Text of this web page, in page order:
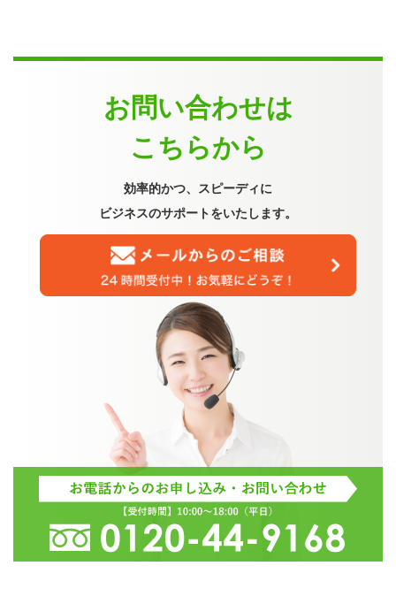
お問い合わせは
こちらから
効率的かつ、スピーディに
ビジネスのサポートをいたします。